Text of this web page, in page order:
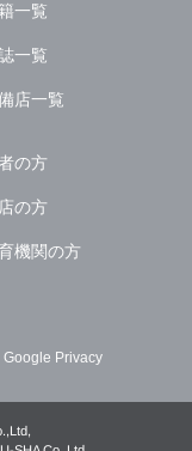
一覧
一覧
店一覧
の方
の方
機関の方
Google Privacy